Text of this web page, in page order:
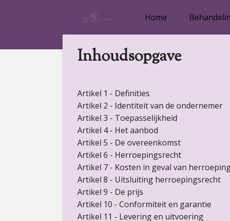
de
Home
Inhoudsopgave
Artikel 1 - Definities
Artikel 2 - Identiteit van de ondernemer
Artikel 3 - Toepasselijkheid
Artikel 4 - Het aanbod
Artikel 5 - De overeenkomst
Artikel 6 - Herroepingsrecht
Artikel 7 - Kosten in geval van
Artikel 8 - Uitsluiting herroepingsrecht
Artikel 9 - De prijs
Artikel 10 - Conformiteit en garantie
Artikel 11 - Levering en uitvoering